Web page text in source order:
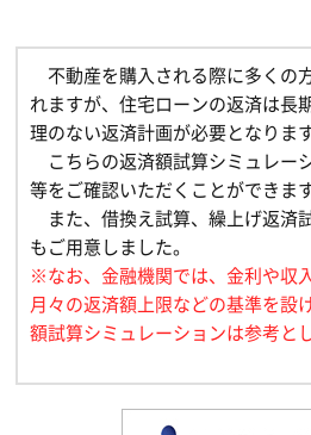
不動産を購入される際に多くの
れますが、住宅ローンの返済は長
理のない返済計画が必要となります
こちらの返済額試算シミュレー
等をご確認いただくことができます
また、借換え試算、繰上げ返済
もご用意しました。
※なお、金融機関では、金利や収
月々の返済額上限などの基準を設
額試算シミュレーションは参考と